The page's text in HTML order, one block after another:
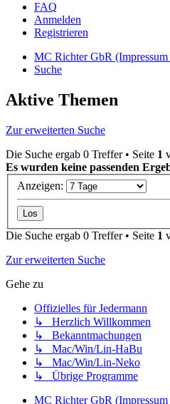
FAQ
Anmelden
Registrieren
MC Richter GbR (Impressum
Suche
Aktive Themen
Zur erweiterten Suche
Die Suche ergab 0 Treffer • Seite 1
Es wurden keine passenden
Anzeigen:
Die Suche ergab 0 Treffer • Seite 1
Zur erweiterten Suche
Gehe zu
Offizielles für Jedermann
↳ Herzlich Willkommen
↳ Bekanntmachungen
↳ Mac/Win/Lin-HaBu
↳ Mac/Win/Lin-Neko
↳ Übrige Programme
MC Richter GbR (Impressum